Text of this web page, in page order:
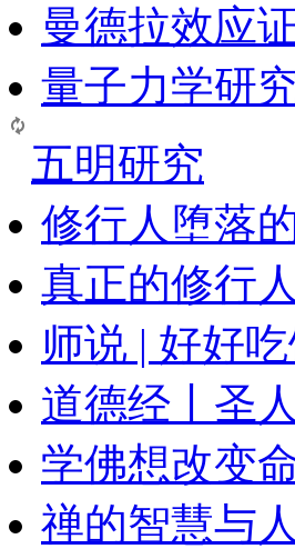
曼德拉效应
量子力学研
五明研究
修行人堕落
真正的修行
师说 | 好好
道德经丨圣
学佛想改变
禅的智慧与